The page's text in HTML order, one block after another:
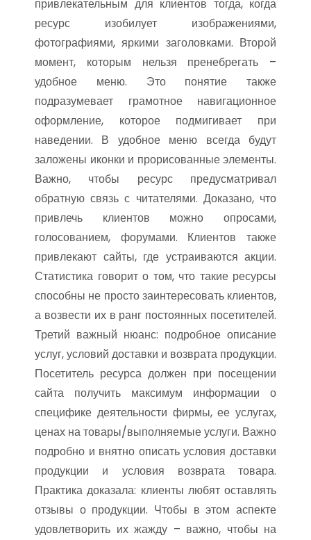
привлекательным для клиентов тогда, когда
ресурс изобилует изображениями,
фотографиями, яркими заголовками. Второй
момент, которым нельзя пренебрегать –
удобное меню. Это понятие также
подразумевает грамотное навигационное
оформление, которое подмигивает при
наведении. В удобное меню всегда будут
заложены иконки и прорисованные элементы.
Важно, чтобы ресурс предусматривал
обратную связь с читателями. Доказано, что
привлечь клиентов можно опросами,
голосованием, форумами. Клиентов также
привлекают сайты, где устраиваются акции.
Статистика говорит о том, что такие ресурсы
способны не просто заинтересовать клиентов,
а возвести их в ранг постоянных посетителей.
Третий важный нюанс: подробное описание
услуг, условий доставки и возврата продукции.
Посетитель ресурса должен при посещении
сайта получить максимум информации о
специфике деятельности фирмы, ее услугах,
ценах на товары/выполняемые услуги. Важно
подробно и внятно описать условия доставки
продукции и условия возврата товара.
Практика доказала: клиенты любят оставлять
отзывы о продукции. Чтобы в этом аспекте
удовлетворить их жажду – важно, чтобы на